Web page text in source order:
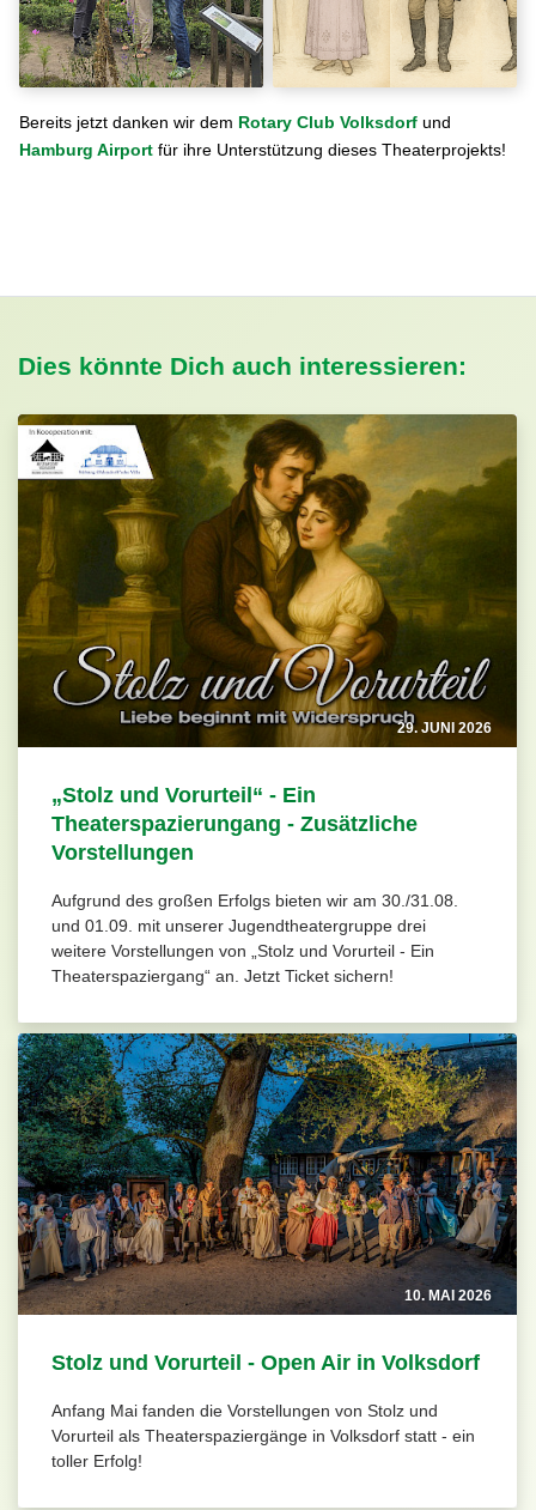
Bereits jetzt danken wir dem Rotary Club Volksdorfund
Hamburg Airport für ihre Unterstützung dieses Theaterprojekts!
Dies könnte Dich auch interessieren:
29. JUNI 2026
„Stolz und Vorurteil“ - Ein
Theaterspazierungang - Zusätzliche
Vorstellungen
Aufgrund des großen Erfolgs bieten wir am 30./31.08.
und 01.09. mit unserer Jugendtheatergruppe drei
weitere Vorstellungen von „Stolz und Vorurteil - Ein
Theaterspaziergang“ an. Jetzt Ticket sichern!
10. MAI 2026
Stolz und Vorurteil - Open Air in Volksdorf
Anfang Mai fanden die Vorstellungen von Stolz und
Vorurteil als Theaterspaziergänge in Volksdorf statt - ein
toller Erfolg!